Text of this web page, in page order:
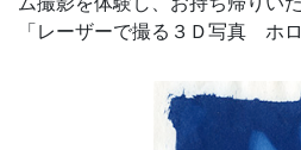
「レーザーで撮る３Ｄ写真 ホ